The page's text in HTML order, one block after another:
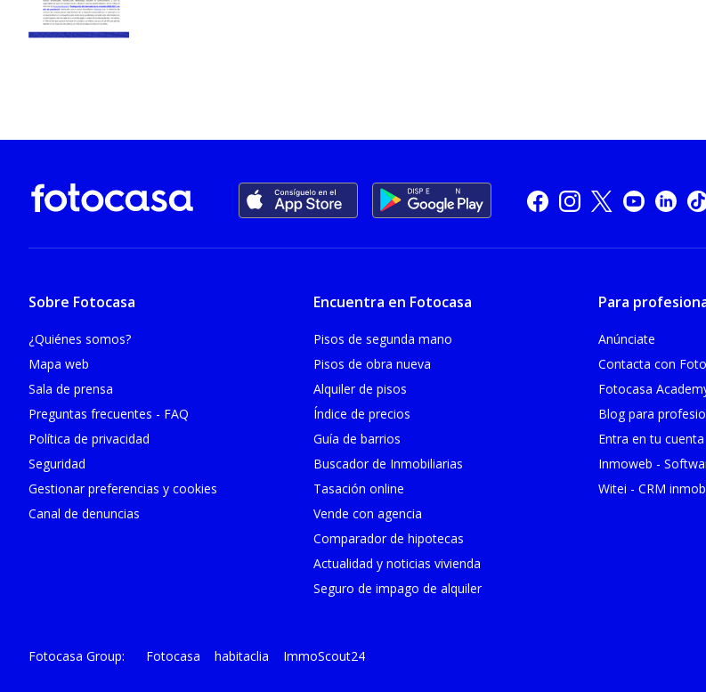
Sobre Fotocasa
¿Quiénes somos?
Mapa web
Sala de prensa
Preguntas frecuentes - FAQ
Política de privacidad
Seguridad
Gestionar preferencias y cookies
Canal de denuncias
Encuentra en Fotocasa
Pisos de segunda mano
Pisos de obra nueva
Alquiler de pisos
Índice de precios
Guía de barrios
Buscador de Inmobiliarias
Tasación online
Vende con agencia
Comparador de hipotecas
Actualidad y noticias vivienda
Seguro de impago de alquiler
Para
Anúnciate
Contacta con
Fotocasa
Blog para
Entra en tu cuenta
Inmoweb -
Witei - CRM
Fotocasa Group Fotocasa habitaclia ImmoScout24